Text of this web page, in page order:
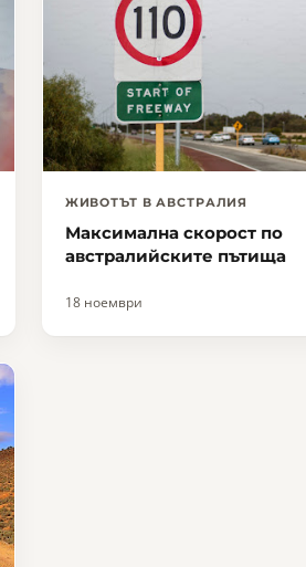
ЖИВОТЪТ В АВСТРАЛИЯ
Максимална скорост по
австралийските пътища
18 ноември